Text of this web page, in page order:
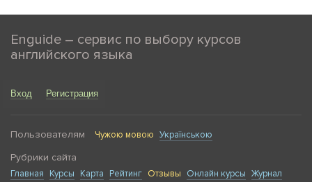
Enguide – сервис по выбору курсов
английского языка
Вход Регистрация
Пользователям Чужою мовою Українською
Рубрики сайта
Главная Курсы Карта Рейтинг Отзывы Онлайн курсы Журнал